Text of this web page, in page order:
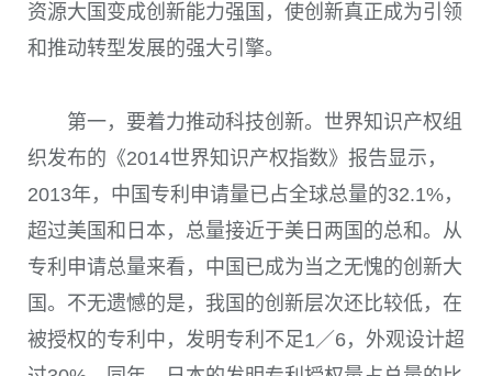
资源大国变成创新能力强国，使创新真正成为引领
和推动转型发展的强大引擎。
第一，要着力推动科技创新。世界知识产权组
织发布的《2014世界知识产权指数》报告显示，
2013年，中国专利申请量已占全球总量的32.1%，
超过美国和日本，总量接近于美日两国的总和。从
专利申请总量来看，中国已成为当之无愧的创新大
国。不无遗憾的是，我国的创新层次还比较低，在
被授权的专利中，发明专利不足1／6，外观设计超